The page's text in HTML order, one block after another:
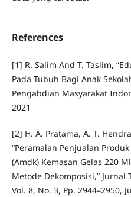
References
[1] R. Salim And T. Taslim,
Pada Tubuh Bagi Anak
Pengabdian Masyarakat
2021
[2] H. A. Pratama, A. T.
“Peramalan Penjualan
(Amdk) Kemasan Gelas 220
Metode Dekomposisi,”
Vol. 8, No. 3, Pp. 2944–2950,